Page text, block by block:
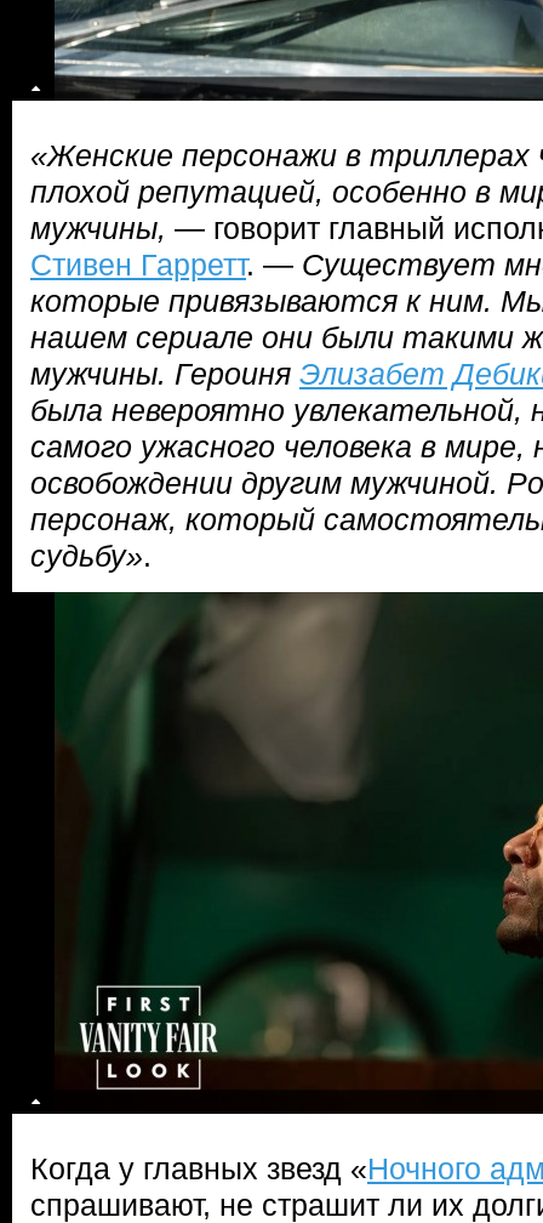
«Женские персонажи в
плохой репутацией, особенно в
мужчины, — говорит главный
Стивен Гарретт. — Существует
которые привязываются к ним.
нашем сериале они были такими
мужчины. Героиня Элизабет
была невероятно увлекательной,
самого ужасного человека в мире,
освобождении другим мужчиной.
персонаж, который
судьбу».
Когда у главных звезд «Ночного
спрашивают, не страшит ли их